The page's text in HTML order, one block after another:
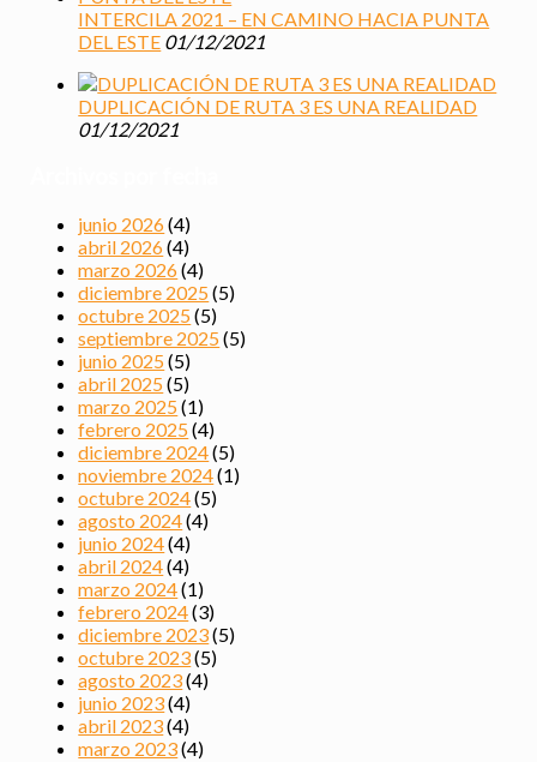
INTERCILA 2021 – EN CAMINO HACIA PUNTA
DEL ESTE 01/12/2021
DUPLICACIÓN DE RUTA 3 ES UNA REALIDAD
01/12/2021
junio 2026(4)
abril 2026(4)
marzo 2026(4)
diciembre 2025(5)
octubre 2025(5)
septiembre 2025(5)
junio 2025(5)
abril 2025(5)
marzo 2025(1)
febrero 2025(4)
diciembre 2024(5)
noviembre 2024(1)
octubre 2024(5)
agosto 2024(4)
junio 2024(4)
abril 2024(4)
marzo 2024(1)
febrero 2024(3)
diciembre 2023(5)
octubre 2023(5)
agosto 2023(4)
junio 2023(4)
abril 2023(4)
marzo 2023(4)